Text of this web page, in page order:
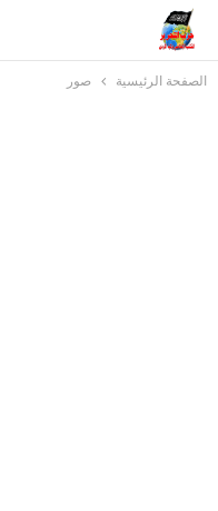
الصفحة الرئيسية صور